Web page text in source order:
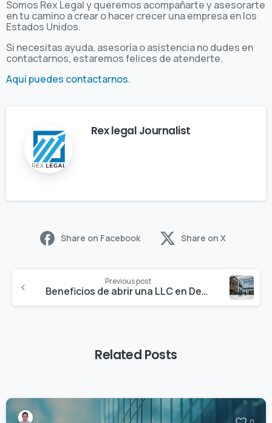
Somos Rex Legal y queremos acompañarte y asesorarte
en tu camino a crear o hacer crecer una empresa en los
Estados Unidos.
Si necesitas ayuda, asesoría o asistencia no dudes en
contactarnos, estaremos felices de atenderte.
Aquí puedes contactarnos.
Rex legal Journalist
Share on Facebook Share on X
Previous post
Beneficios de abrir una LLC en Delaware￼
Related Posts